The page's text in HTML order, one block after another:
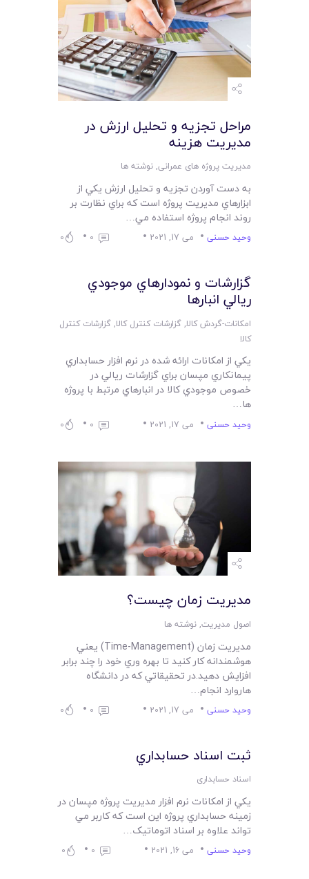
مراحل تجزيه و تحليل ارزش در
مديريت هزينه
مدیریت پروژه های عمرانی,نوشته ها
به دست آوردن تجزيه و تحليل ارزش يکي از
ابزارهاي مديريت پروژه است که براي نظارت بر
روند انجام پروژه استفاده مي…
وحید حسنی می 17, 2021 0
0
گزارشات و نمودارهاي موجودي
ريالي انبارها
امکانات-گردش کالا,گزارشات کنترل کالا,گزارشات کنترل
کالا
يکي از امکانات ارائه شده در نرم افزار حسابداري
پيمانکاري مپسان براي گزارشات ريالي در
خصوص موجودي کالا در انبارهاي مرتبط با پروژه
ها…
وحید حسنی می 17, 2021 0
0
مديريت زمان چيست؟
اصول مدیریت,نوشته ها
مديريت زمان (Time-Management) يعني
هوشمندانه کار کنيد تا بهره‌ وري خود را چند برابر
افزايش دهيد.در تحقيقاتي که در دانشگاه
هاروارد انجام…
وحید حسنی می 17, 2021 0
0
ثبت اسناد حسابداري
اسناد حسابداری
يکي از امکانات نرم افزار مديريت پروژه مپسان در
زمينه حسابداري پروژه اين است که کاربر مي
تواند علاوه بر اسناد اتوماتيک…
وحید حسنی می 16, 2021 0
0